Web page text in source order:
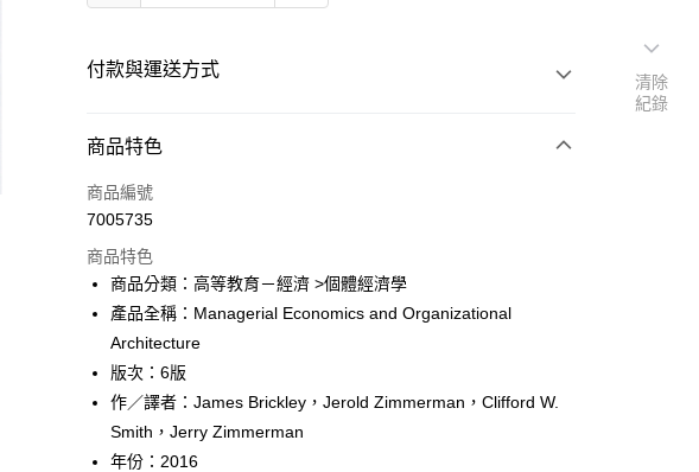
付款與運送方式
付款方式
信用卡一次付款
Apple Pay
Google Pay
ATM付款
運送方式
商品特色
商品編號
7005735
商品特色
商品分類：高等教育－經濟 >個體經濟學
產品全稱：Managerial Economics and Organizational
Architecture
版次：6版
作／譯者：James Brickley，Jerold Zimmerman，Clifford W.
Smith，Jerry Zimmerman
年份：2016
清除
紀錄